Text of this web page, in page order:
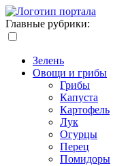
Главные рубрики:
Зелень
Овощи и грибы
Грибы
Капуста
Картофель
Лук
Огурцы
Перец
Помидоры